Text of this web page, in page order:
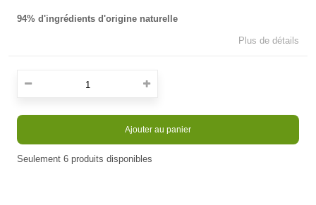
94% d'ingrédients d'origine naturelle
Plus de détails
Ajouter au panier
Seulement 6 produits disponibles